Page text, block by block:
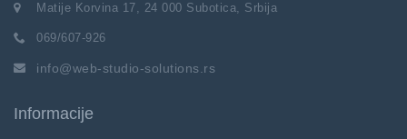
Matije Korvina 17, 24 000 Subotica, Srbija
069/607-926
info@web-studio-solutions.rs
Informacije